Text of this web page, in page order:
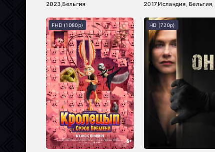
2023,Бельгия 2017,Исландия,Бельгия,
FHD (1080p) HD (720p)